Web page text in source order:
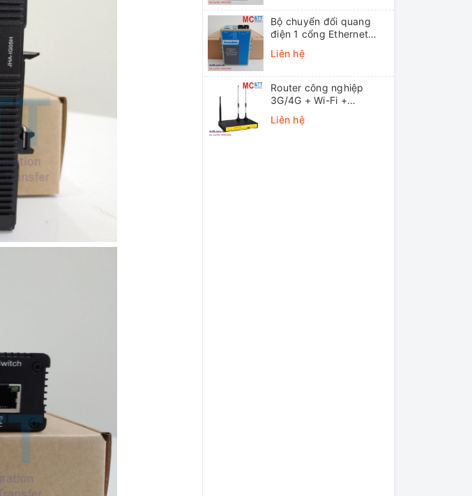
mode, SC, 20KM)
Bộ chuyển đổi quang
điện 1 cổng Ethernet
3onedata MODEL1100-
S-SC-20KM (Dual fiber,
Liên hệ
Router công nghiệp
3G/4G + Wi-Fi +
APN/VPN Four-Faith
F3436
Liên hệ